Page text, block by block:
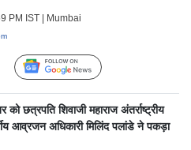
PM IST | Mumbai
Follow Us
छत्रपति शिवाजी महाराज अंतर्राष्ट्रीय
आव्रजन अधिकारी मिलिंद पलांडे ने पकड़ा